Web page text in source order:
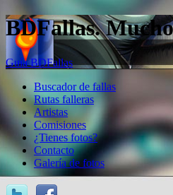
BDFallas.
Guía BDFallas
Buscador de fallas
Rutas falleras
Artistas
Comisiones
¿Tienes fotos?
Contacto
Galería de fotos